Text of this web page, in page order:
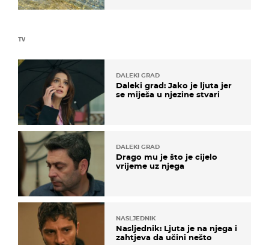
TV
DALEKI GRAD
Daleki grad: Jako je ljuta jer
se miješa u njezine stvari
DALEKI GRAD
Drago mu je što je cijelo
vrijeme uz njega
NASLJEDNIK
Nasljednik: Ljuta je na njega i
zahtjeva da učini nešto